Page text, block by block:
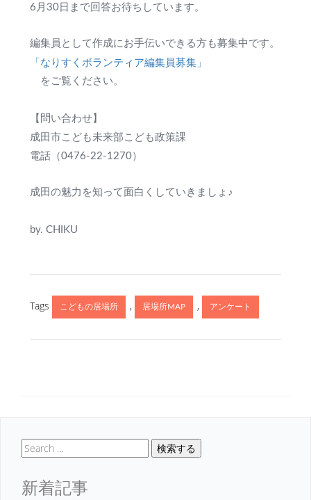
6月30日まで回答お待ちしています。
編集員として作成にお手伝いできる方も募集中です。
「なりすくボランティア編集員募集」
をご覧ください。
【問い合わせ】
成田市こども未来部こども政策課
電話（0476-22-1270）
成田の魅力を知って面白くしていきましょ♪
by. CHIKU
Tags こどもの居場所 , 居場所MAP , アンケート
検索する
新着記事